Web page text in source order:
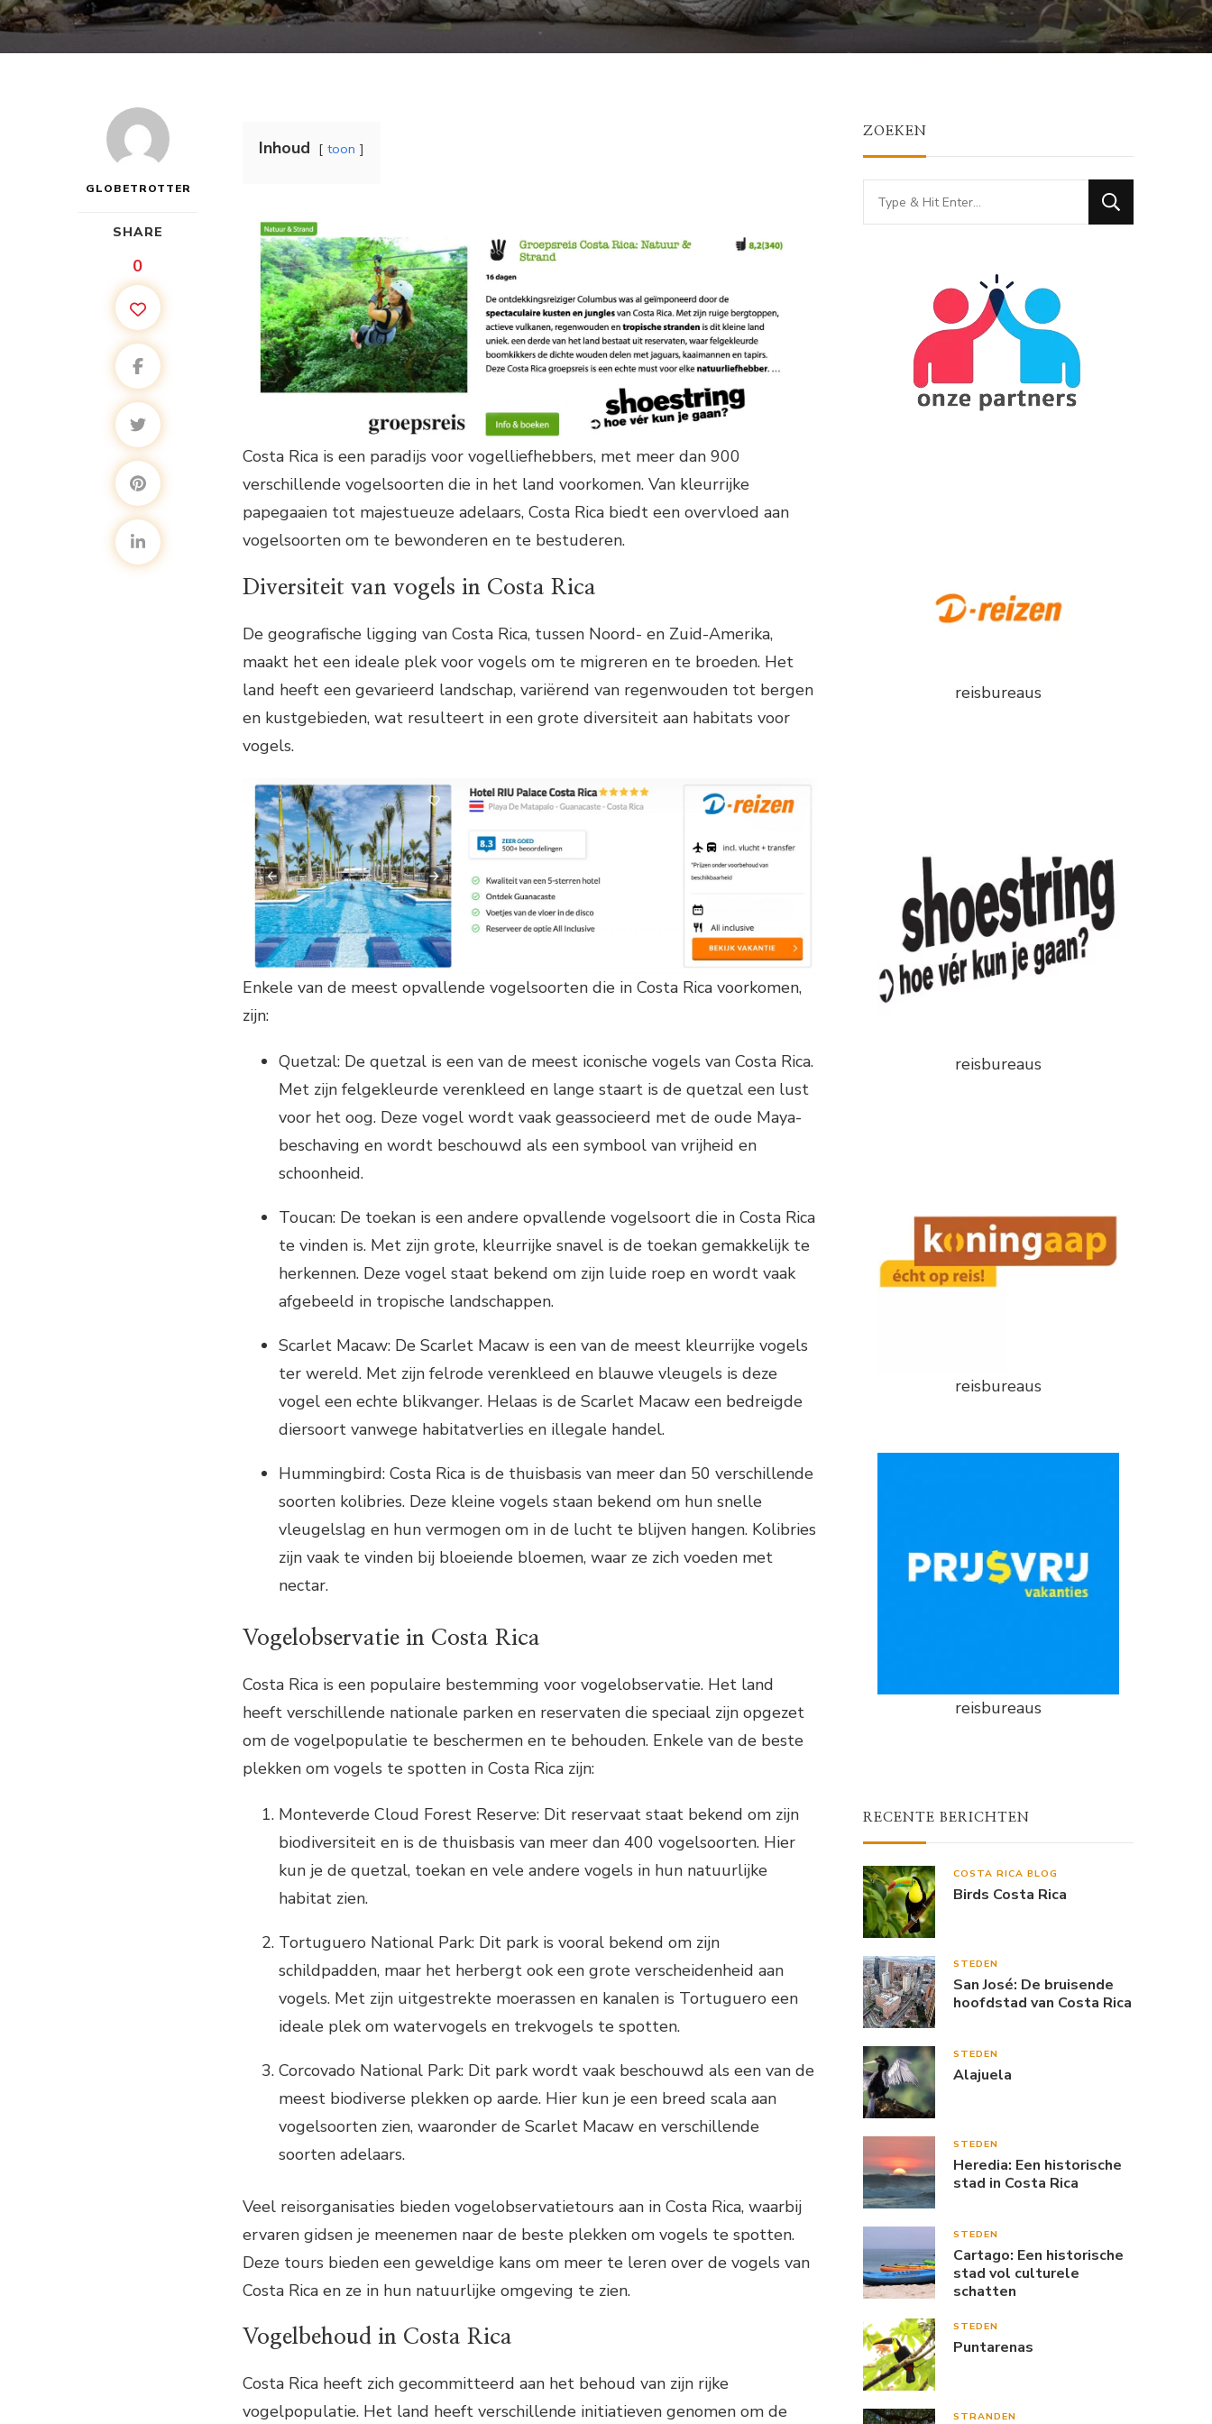
GLOBETROTTER
SHARE
0
Inhoud toon
Costa Rica is een paradijs voor vogelliefhebbers, met meer dan 900
verschillende vogelsoorten die in het land voorkomen. Van kleurrijke
papegaaien tot majestueuze adelaars, Costa Rica biedt een overvloed aan
vogelsoorten om te bewonderen en te bestuderen.
Diversiteit van vogels in Costa Rica
De geografische ligging van Costa Rica, tussen Noord- en Zuid-Amerika,
maakt het een ideale plek voor vogels om te migreren en te broeden. Het
land heeft een gevarieerd landschap, variërend van regenwouden tot bergen
en kustgebieden, wat resulteert in een grote diversiteit aan habitats voor
vogels.
Enkele van de meest opvallende vogelsoorten die in Costa Rica voorkomen,
zijn:
Quetzal: De quetzal is een van de meest iconische vogels van Costa Rica.
Met zijn felgekleurde verenkleed en lange staart is de quetzal een lust
voor het oog. Deze vogel wordt vaak geassocieerd met de oude Maya-
beschaving en wordt beschouwd als een symbool van vrijheid en
schoonheid.
Toucan: De toekan is een andere opvallende vogelsoort die in Costa Rica
te vinden is. Met zijn grote, kleurrijke snavel is de toekan gemakkelijk te
herkennen. Deze vogel staat bekend om zijn luide roep en wordt vaak
afgebeeld in tropische landschappen.
Scarlet Macaw: De Scarlet Macaw is een van de meest kleurrijke vogels
ter wereld. Met zijn felrode verenkleed en blauwe vleugels is deze
vogel een echte blikvanger. Helaas is de Scarlet Macaw een bedreigde
diersoort vanwege habitatverlies en illegale handel.
Hummingbird: Costa Rica is de thuisbasis van meer dan 50 verschillende
soorten kolibries. Deze kleine vogels staan bekend om hun snelle
vleugelslag en hun vermogen om in de lucht te blijven hangen. Kolibries
zijn vaak te vinden bij bloeiende bloemen, waar ze zich voeden met
nectar.
Vogelobservatie in Costa Rica
Costa Rica is een populaire bestemming voor vogelobservatie. Het land
heeft verschillende nationale parken en reservaten die speciaal zijn opgezet
om de vogelpopulatie te beschermen en te behouden. Enkele van de beste
plekken om vogels te spotten in Costa Rica zijn:
Monteverde Cloud Forest Reserve: Dit reservaat staat bekend om zijn
biodiversiteit en is de thuisbasis van meer dan 400 vogelsoorten. Hier
kun je de quetzal, toekan en vele andere vogels in hun natuurlijke
habitat zien.
Tortuguero National Park: Dit park is vooral bekend om zijn
schildpadden, maar het herbergt ook een grote verscheidenheid aan
vogels. Met zijn uitgestrekte moerassen en kanalen is Tortuguero een
ideale plek om watervogels en trekvogels te spotten.
Corcovado National Park: Dit park wordt vaak beschouwd als een van de
meest biodiverse plekken op aarde. Hier kun je een breed scala aan
vogelsoorten zien, waaronder de Scarlet Macaw en verschillende
soorten adelaars.
Veel reisorganisaties bieden vogelobservatietours aan in Costa Rica, waarbij
ervaren gidsen je meenemen naar de beste plekken om vogels te spotten.
Deze tours bieden een geweldige kans om meer te leren over de vogels van
Costa Rica en ze in hun natuurlijke omgeving te zien.
Vogelbehoud in Costa Rica
Costa Rica heeft zich gecommitteerd aan het behoud van zijn rijke
vogelpopulatie. Het land heeft verschillende initiatieven genomen om de
ZOEKEN
Looking
for
reisbureaus
reisbureaus
reisbureaus
reisbureaus
RECENTE BERICHTEN
COSTA RICA BLOG
Birds Costa Rica
STEDEN
San José: De bruisende
hoofdstad van Costa Rica
STEDEN
Alajuela
STEDEN
Heredia: Een historische
stad in Costa Rica
STEDEN
Cartago: Een historische
stad vol culturele
schatten
STEDEN
Puntarenas
STRANDEN